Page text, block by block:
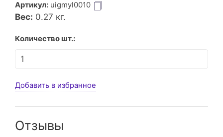
Артикул: uigmyl0010
Вес: 0.27 кг.
Количество шт.:
Добавить в избранное
Отзывы